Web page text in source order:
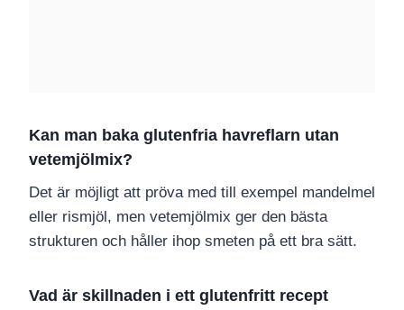
Kan man baka glutenfria havreflarn utan
vetemjölmix?
Det är möjligt att pröva med till exempel mandelmel
eller rismjöl, men vetemjölmix ger den bästa
strukturen och håller ihop smeten på ett bra sätt.
Vad är skillnaden i ett glutenfritt recept